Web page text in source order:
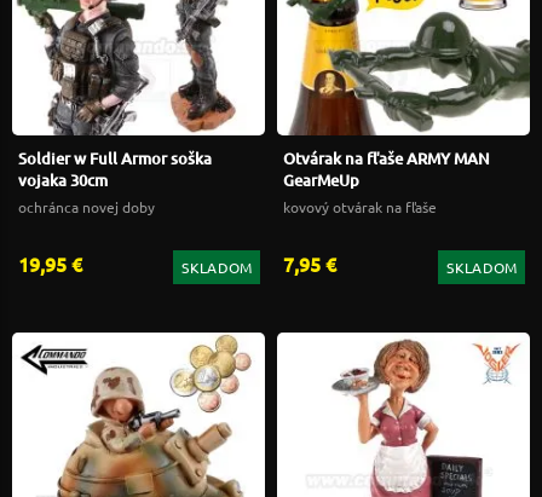
Soldier w Full Armor soška
vojaka 30cm
ochránca novej doby
19,95 € SKLADOM
Otvárak na fľaše ARMY MAN
GearMeUp
kovový otvárak na fľaše
7,95 € SKLADOM